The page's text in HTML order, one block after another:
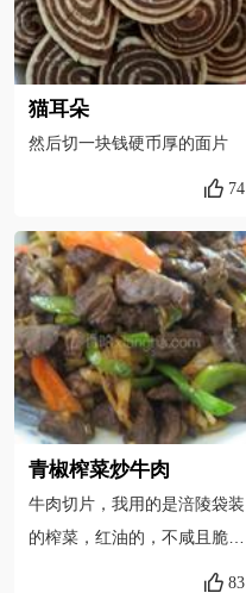
猫耳朵
然后切一块钱硬币厚的面片
74
青椒榨菜炒牛肉
牛肉切片，我用的是涪陵袋装
的榨菜，红油的，不咸且脆，
一块钱一包，好吃又经济。
83